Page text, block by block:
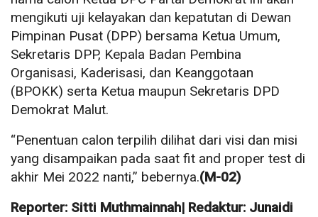
mengikuti uji kelayakan dan kepatutan di Dewan
Pimpinan Pusat (DPP) bersama Ketua Umum,
Sekretaris DPP, Kepala Badan Pembina
Organisasi, Kaderisasi, dan Keanggotaan
(BPOKK) serta Ketua maupun Sekretaris DPD
Demokrat Malut.
“Penentuan calon terpilih dilihat dari visi dan misi
yang disampaikan pada saat fit and proper test di
akhir Mei 2022 nanti,” bebernya.(M-02)
Reporter: Sitti Muthmainnah| Redaktur: Junaidi